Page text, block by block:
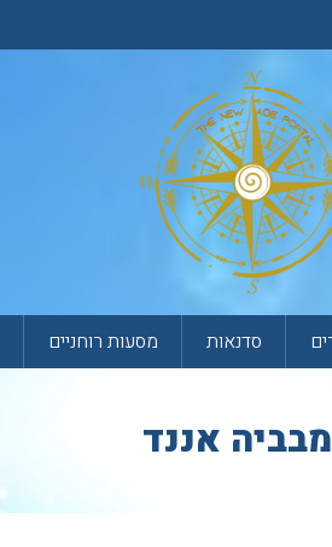
סדנאות מסעות רוחניים
אננד